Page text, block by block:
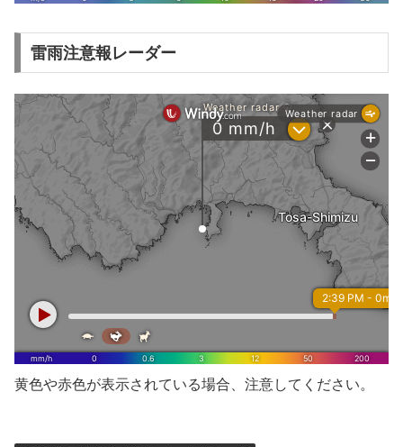
雷雨注意報レーダー
黄色や赤色が表示されている場合、注意してください。